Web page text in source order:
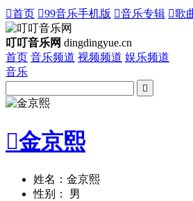
首页 99音乐手机版 音乐专辑 歌
叮叮音乐网 dingdingyue.cn
首页 音乐频道 视频频道 娱乐频道
音乐

金京熙
姓名：金京熙
性别： 男